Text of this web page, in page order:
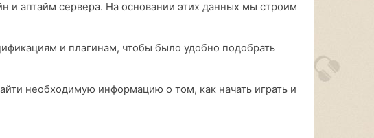
и аптайм сервера. На основании этих данных мы строим
и плагинам, чтобы было удобно подобрать
необходимую информацию о том, как начать играть и